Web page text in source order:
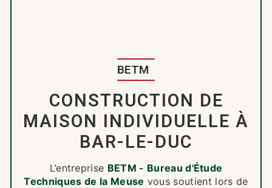
BETM
CONSTRUCTION DE
MAISON INDIVIDUELLE À
BAR-LE-DUC
L’entreprise BETM - Bureau d'Étude
Techniques de la Meuse vous soutient lors de